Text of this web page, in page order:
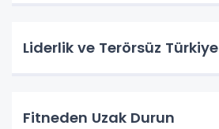
Liderlik ve Terörsüz Türkiye
Fitneden Uzak Durun